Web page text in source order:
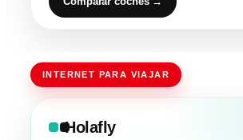
INTERNET PARA VIAJAR
Holafly